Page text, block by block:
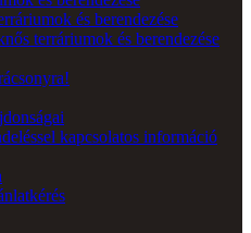
és berendezése
terráriumok és berendezése
kapcsolatos információ